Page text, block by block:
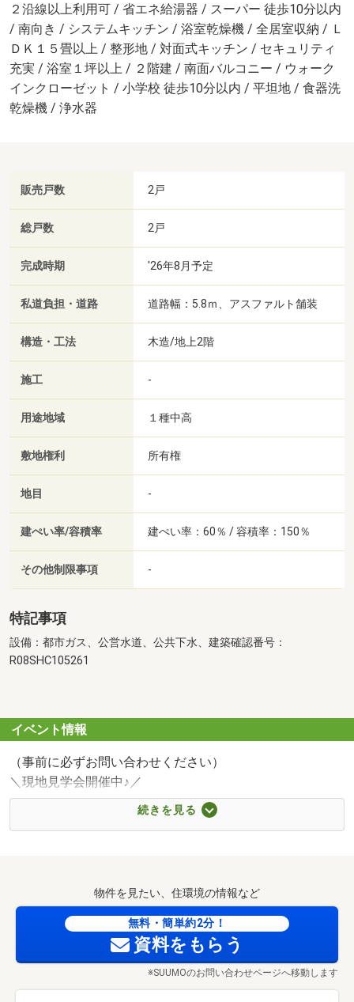
２沿線以上利用可 / 省エネ給湯器 / スーパー 徒歩10分以内
/ 南向き / システムキッチン / 浴室乾燥機 / 全居室収納 / Ｌ
ＤＫ１５畳以上 / 整形地 / 対面式キッチン / セキュリティ
充実 / 浴室１坪以上 / ２階建 / 南面バルコニー / ウォーク
インクローゼット / 小学校 徒歩10分以内 / 平坦地 / 食器洗
乾燥機 / 浄水器
販売戸数 2戸
総戸数 2戸
完成時期 '26年8月予定
私道負担・道路 道路幅：5.8ｍ、アスファルト舗装
構造・工法 木造/地上2階
施工 -
用途地域 １種中高
敷地権利 所有権
地目 -
建ぺい率/容積率 建ぺい率：60％ / 容積率：150％
その他制限事項 -
特記事項
設備：都市ガス、公営水道、公共下水、建築確認番号：
R08SHC105261
イベント情報
（事前に必ずお問い合わせください）
＼現地見学会開催中♪／
☆9：00～21：00 夜間・定休日もご都合に合わせて柔軟
■ はじめての住まい探しでも安心のサポート体制
☆年中無休でご相談可能♪
☆営業時間外のご案内・ご契約にも対応しています♪
続きを見る
物件を見たい、住環境の情報など
無料・簡単約2分！
資料をもらう
※SUUMOのお問い合わせページへ移動します